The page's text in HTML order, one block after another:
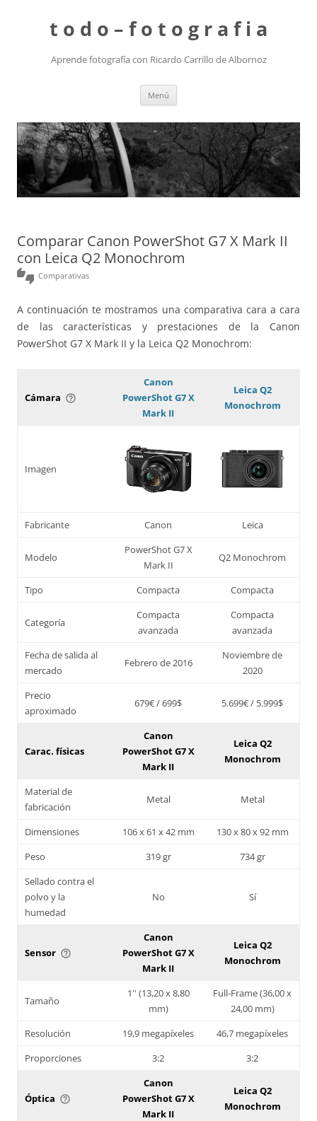
t o d o – f o t o g r a f i a
Aprende fotografía con Ricardo Carrillo de Albornoz
Menú
Comparar Canon PowerShot G7 X Mark II
con Leica Q2 Monochrom
thumbs_up_down Comparativas
A continuación te mostramos una comparativa cara a cara
de las características y prestaciones de la Canon
PowerShot G7 X Mark II y la Leica Q2 Monochrom:
Cámara help_outline
Canon
PowerShot G7 X
Mark II
Leica Q2
Monochrom
Imagen
Fabricante Canon Leica
Modelo
PowerShot G7 X
Mark II
Q2 Monochrom
Tipo Compacta Compacta
Categoría
Compacta
avanzada
Compacta
avanzada
Fecha de salida al
mercado
Febrero de 2016
Noviembre de
2020
Precio
aproximado
679€ / 699$ 5.699€ / 5.999$
Carac. físicas
Canon
PowerShot G7 X
Mark II
Leica Q2
Monochrom
Material de
fabricación
Metal Metal
Dimensiones 106 x 61 x 42 mm
130 x 80 x 92 mm
Peso
319 gr
734 gr
Sellado contra el
polvo y la
humedad
No Sí
Sensor help_outline
Canon
PowerShot G7 X
Mark II
Leica Q2
Monochrom
Tamaño
1'' (13,20 x 8,80
mm)
Full-Frame (36,00 x
24,00 mm)
Resolución
19,9 megapíxeles
46,7 megapíxeles
Proporciones
3:2 3:2
Óptica help_outline
Canon
PowerShot G7 X
Mark II
Leica Q2
Monochrom